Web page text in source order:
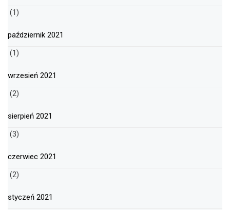
(1)
październik 2021
(1)
wrzesień 2021
(2)
sierpień 2021
(3)
czerwiec 2021
(2)
styczeń 2021